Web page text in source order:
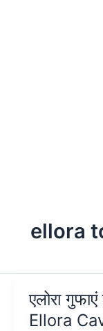
ellora
एलोरा
Ellora